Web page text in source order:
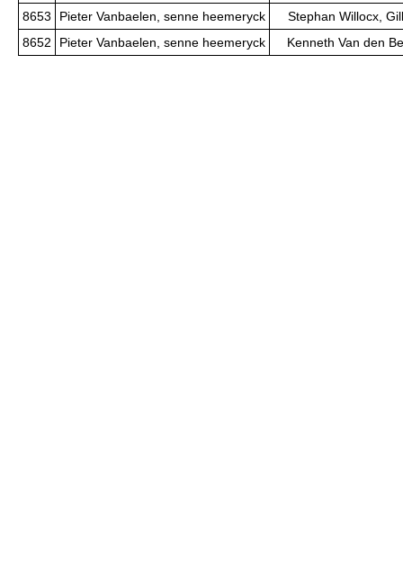
8653
Pieter Vanbaelen, senne heemeryck
Stephan Willocx,
8652
Pieter Vanbaelen, senne heemeryck Kenneth Van den